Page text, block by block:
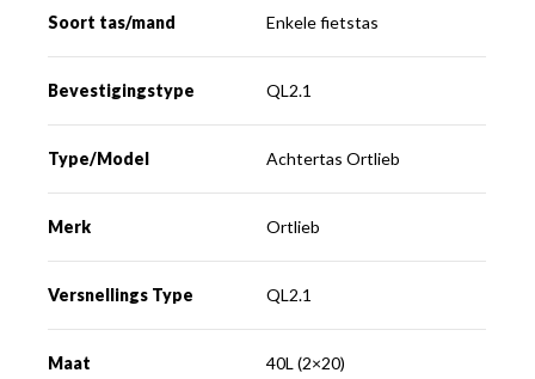
Soort tas/mand Enkele fietstas
Bevestigingstype QL2.1
Type/Model Achtertas Ortlieb
Merk Ortlieb
Versnellings Type QL2.1
Maat 40L (2×20)